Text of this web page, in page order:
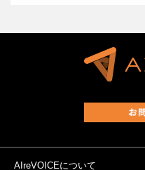
AIreVOICEについて